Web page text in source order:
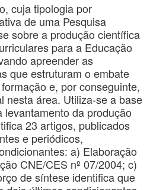
cuja tipologia por
de uma Pesquisa
sobre a produção científica
para a Educação
apreender as
que estruturam o embate
e, por conseguinte,
nesta área. Utiliza-se a base
da produção
23 artigos, publicados
e periódicos,
a) Elaboração
CNE/CES nº 07/2004; c)
de síntese identifica que